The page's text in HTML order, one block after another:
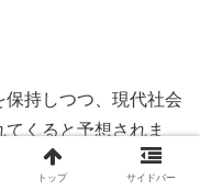
持しつつ、現代社会
てくると予想されま
トップ サイドバー